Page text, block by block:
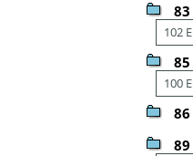
102
100